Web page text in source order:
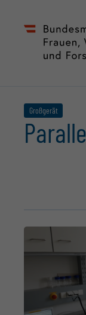
Seiteninhalt
Accesskey
Hauptnavigation
Accesskey
Großgerät